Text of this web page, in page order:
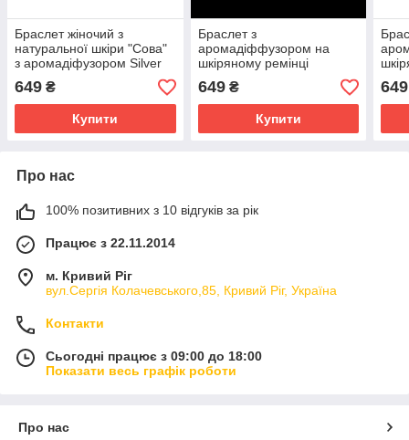
Браслет жіночий з
натуральної шкіри "Сова"
з аромадіфузором Silver
Taurus 9121/3.
649 ₴
Купити
Браслет з
аромадіффузором на
шкіряному ремінці
649₴
Купити
649
Про нас
100% позитивних з 10 відгуків за рік
Працює з 22.11.2014
м. Кривий Ріг
вул.Сергія Колачевського,85, Кривий Ріг, Україна
Контакти
Сьогодні працює з 09:00 до 18:00
Показати весь графік роботи
Про нас